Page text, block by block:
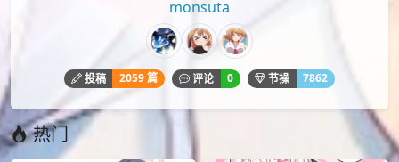
2059 篇 评论 0
热门
1,121